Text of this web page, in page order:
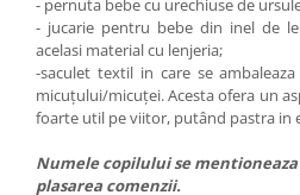
- pernuta bebe cu urechiuse de
- jucarie pentru bebe din inel de
acelasi material cu lenjeria;
-saculet textil in care se
micuțului/micuței. Acesta ofera un
foarte util pe viitor, putând pastra in
Numele copilului se
plasarea comenzii.